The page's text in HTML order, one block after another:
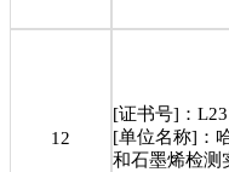
12
[证书号]：
[单位名称]：
和石墨烯检测